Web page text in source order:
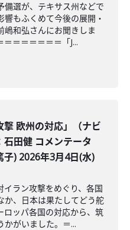
備選が、テキサス州などで
もふくめて今後の展開・
嶋和弘さんにお聞きしま
＝＝＝＝＝＝「J...
撃 欧州の対応」（ナビ
石田健 コメンテータ
子) 2026年3月4日(水)
ラン攻撃をめぐり、各国
か、日本は果たしてどう舵
ロッパ各国の対応から、筑
がいました。＝...